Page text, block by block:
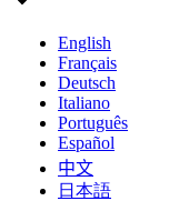
English
Français
Deutsch
Italiano
Português
Español
中文
日本語